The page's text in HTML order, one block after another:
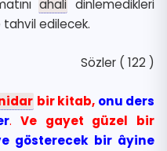
ahali dinlemedikleri
tahvil edilecek.
Sözler ( 122 )
bir kitab, onu ders
.Ve gayet güzel bir
gösterecek bir âyine